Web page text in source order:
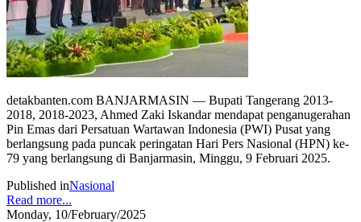
detakbanten.com BANJARMASIN — Bupati Tangerang 2013-
2018, 2018-2023, Ahmed Zaki Iskandar mendapat penganugerahan
Pin Emas dari Persatuan Wartawan Indonesia (PWI) Pusat yang
berlangsung pada puncak peringatan Hari Pers Nasional (HPN) ke-
79 yang berlangsung di Banjarmasin, Minggu, 9 Februari 2025.
Published inNasional
Read more...
Monday, 10/February/2025